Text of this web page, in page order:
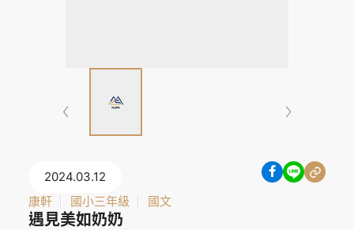
2024.03.12
康軒
國小三年級 國文
遇見美如奶奶